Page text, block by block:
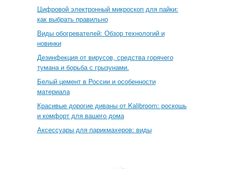
Цифровой электронный микроскоп для пайки:
как выбрать правильно
Виды обогревателей: Обзор технологий и
новинки
Дезинфекция от вирусов, средства горячего
тумана и борьба с грызунами.
Белый цемент в России и особенности
материала
Красивые дорогие диваны от Kalibroom: роскошь
и комфорт для вашего дома
Аксессуары для парикмахеров: виды